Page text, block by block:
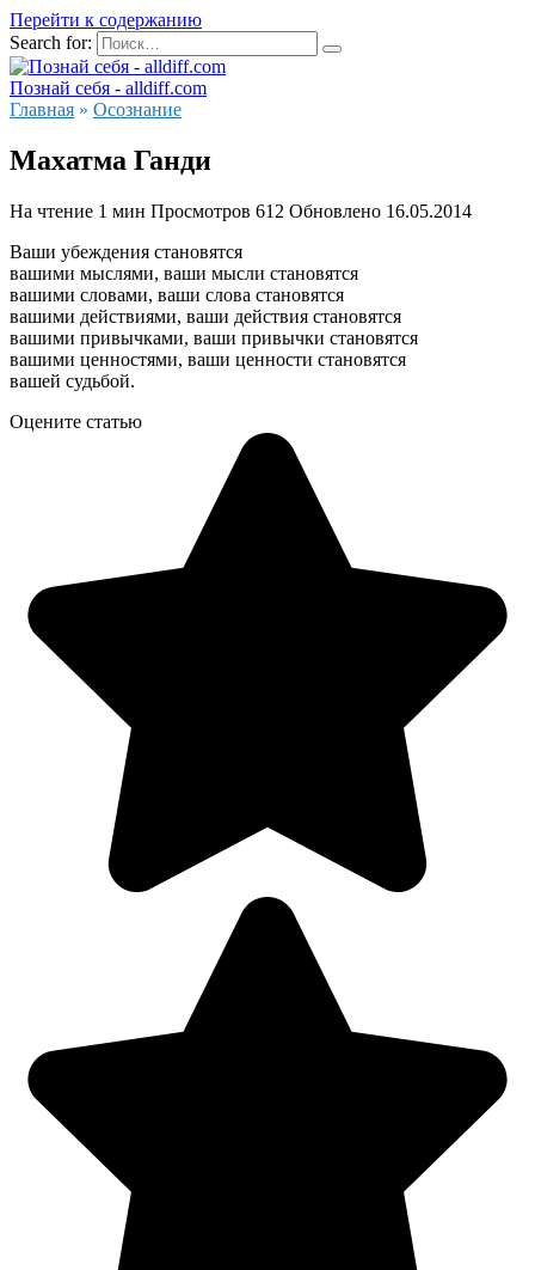
Перейти к содержанию
Search for:
Познай себя - alldiff.com
Главная » Осознание
Махатма Ганди
На чтение 1 мин Просмотров 612 Обновлено 16.05.2014
Ваши убеждения становятся
вашими мыслями, ваши мысли становятся
вашими словами, ваши слова становятся
вашими действиями, ваши действия становятся
вашими привычками, ваши привычки становятся
вашими ценностями, ваши ценности становятся
вашей судьбой.
Оцените статью